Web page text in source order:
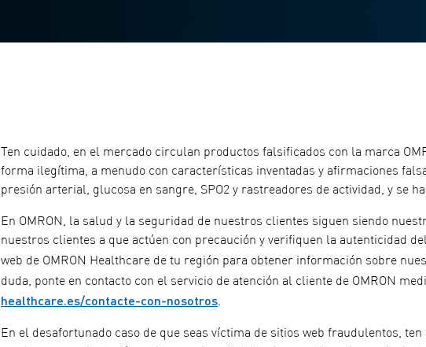
Ten cuidado, en el mercado circulan productos falsificados con la marca
forma ilegítima, a menudo con características inventadas y afirmaciones
presión arterial, glucosa en sangre, SPO2 y rastreadores de actividad, y se
En OMRON, la salud y la seguridad de nuestros clientes siguen siendo
nuestros clientes a que actúen con precaución y verifiquen la autenticidad
web de OMRON Healthcare de tu región para obtener información sobre
duda, ponte en contacto con el servicio de atención al cliente de OMRON
healthcare.es/contacte-con-nosotros.
En el desafortunado caso de que seas víctima de sitios web fraudulentos,